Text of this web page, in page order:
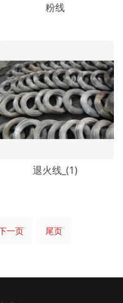
粉线
退火线_(1)
一页 尾页